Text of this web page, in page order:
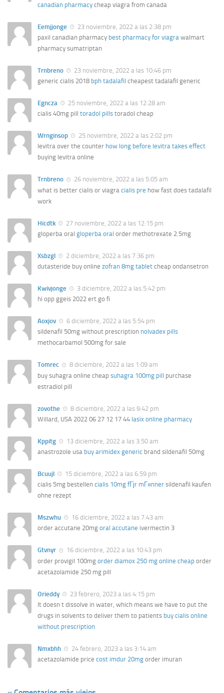
canadian pharmacy cheap viagra from canada
Eemjjonge
23 noviembre, 2022 a las 2:38 pm
paxil canadian pharmacy best pharmacy for viagra walmart
pharmacy sumatriptan
Trnbreno
23 noviembre, 2022 a las 10:46 pm
generic cialis 2018 bph tadalafil cheapest tadalafil generic
Egncza
25 noviembre, 2022 a las 12:28 am
cialis 40mg pill toradol pills toradol cheap
Wrnginsop
25 noviembre, 2022 a las 2:02 pm
levitra over the counter how long before levitra takes effect
buying levitra online
Trnbreno
26 noviembre, 2022 a las 5:05 am
what is better cialis or viagra cialis pre how fast does tadalafil
work
Hicdtk
27 noviembre, 2022 a las 12:15 pm
gloperba oral gloperba oral order methotrexate 2.5mg
Xsbzgl
2 diciembre, 2022 a las 7:36 pm
dutasteride buy online zofran 8mg tablet cheap ondansetron
Kwivjonge
3 diciembre, 2022 a las 5:42 pm
hi opp ggeis 2022 ert go fi
Aoxjov
6 diciembre, 2022 a las 5:54 pm
sildenafil 50mg without prescription nolvadex pills
methocarbamol 500mg for sale
Tomrec
8 diciembre, 2022 a las 1:09 am
buy suhagra online cheap suhagra 100mg pill purchase
estradiol pill
zovothe
8 diciembre, 2022 a las 9:42 pm
Willard, USA 2022 06 27 12 17 44 lasix online pharmacy
Kppitg
13 diciembre, 2022 a las 3:50 am
anastrozole usa buy arimidex generic brand sildenafil 50mg
Bcuujl
15 diciembre, 2022 a las 6:59 pm
cialis 5mg bestellen cialis 10mg fГјr mГ¤nner sildenafil kaufen
ohne rezept
Mszwhu
16 diciembre, 2022 a las 7:43 am
order accutane 20mg oral accutane ivermectin 3
Gtvnyr
16 diciembre, 2022 a las 10:43 pm
order provigil 100mg order diamox 250 mg online cheap order
acetazolamide 250 mg pill
Orieddy
23 febrero, 2023 a las 4:15 pm
It doesn t dissolve in water, which means we have to put the
drugs in solvents to deliver them to patients buy cialis online
without prescription
Nmxbhh
24 febrero, 2023 a las 3:14 am
acetazolamide price cost imdur 20mg order imuran